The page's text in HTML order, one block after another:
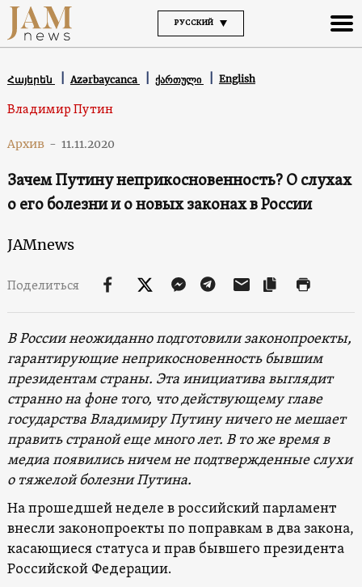
РУССКИЙ
Հայերեն Azərbaycanca ქართული English
Владимир Путин
Архив - 11.11.2020
Зачем Путину неприкосновенность? О слухах
о его болезни и о новых законах в России
JAMnews
Поделиться
В России неожиданно подготовили законопроекты,
гарантирующие неприкосновенность бывшим
президентам страны. Эта инициатива выглядит
странно на фоне того, что действующему главе
государства Владимиру Путину ничего не мешает
править страной еще много лет. В то же время в
медиа появились ничем не подтвержденные слухи
о тяжелой болезни Путина.
На прошедшей неделе в российский парламент
внесли законопроекты по поправкам в два закона,
касающиеся статуса и прав бывшего президента
Российской Федерации.